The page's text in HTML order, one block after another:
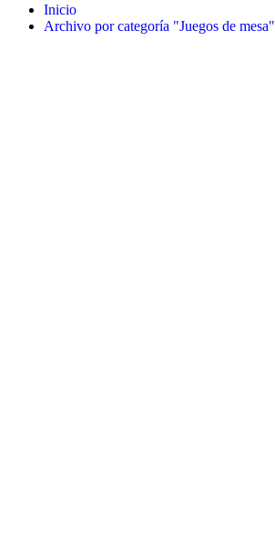
Inicio
Archivo por categoría "Juegos de mesa"